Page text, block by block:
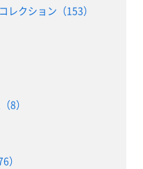
レクション（153）
8）
）